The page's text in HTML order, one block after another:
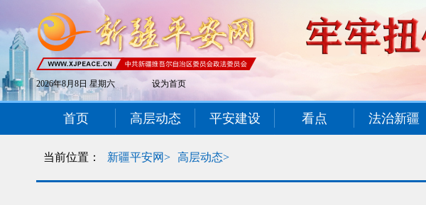
2026年8月8日 星期六 设为首页
首页 高层动态 平安建设 看点 法治新疆
当前位置： 新疆平安网> 高层动态>